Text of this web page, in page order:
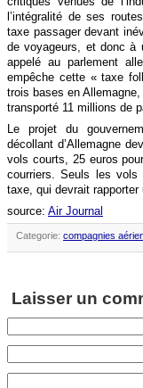
l’intégralité de ses
taxe passager devant
de voyageurs, et donc à
appelé au parlement
empêche cette « taxe
trois bases en
transporté 11 millions de
Le projet du
décollant d’Allemagne
vols courts, 25 euros
courriers. Seuls les
taxe, qui devrait rapporter
source: Air Journal
Categorie: compagnies
Laisser un